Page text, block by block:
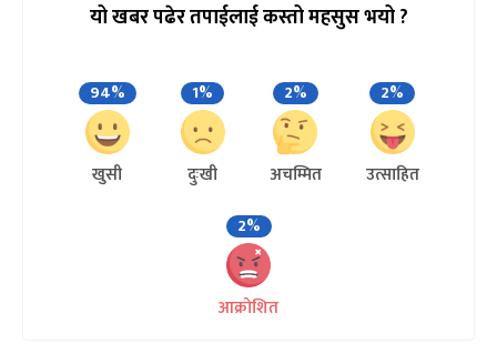
यो खबर पढेर तपाईलाई कस्तो महसुस भयो ?
94%
खुसी
1%
दुःखी
2%
अचम्मित
2%
उत्साहित
2%
आक्रोशित